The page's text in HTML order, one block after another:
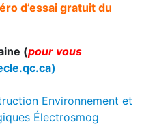
d’essai gratuit du
(pour vous
Environnement et
Électrosmog